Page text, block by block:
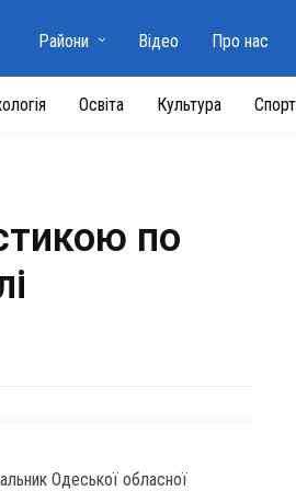
Освіта Культура Спорт
Райони Відео Про нас
по
Одеської обласної